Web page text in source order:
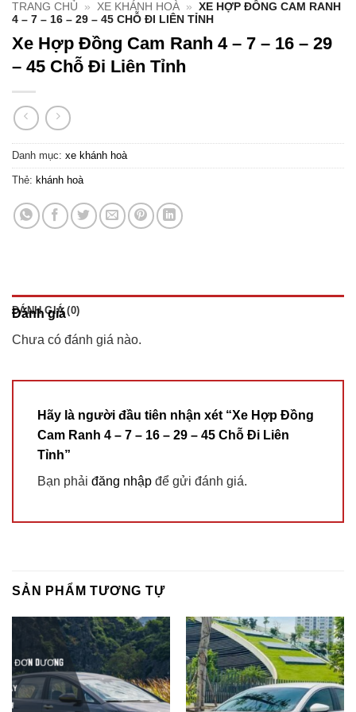
TRANG CHỦ » XE KHÁNH HOÀ »
XE HỢP ĐỒNG CAM RANH
4 – 7 – 16 – 29 – 45 CHỖ ĐI LIÊN TỈNH
Xe Hợp Đồng Cam Ranh 4 – 7 – 16 – 29
– 45 Chỗ Đi Liên Tỉnh
Danh mục: xe khánh hoà
Thẻ: khánh hoà
ĐÁNH GIÁ (0)
Đánh giá
Chưa có đánh giá nào.
Hãy là người đầu tiên nhận xét “Xe Hợp Đồng
Cam Ranh 4 – 7 – 16 – 29 – 45 Chỗ Đi Liên
Tỉnh”
Bạn phải đăng nhập để gửi đánh giá.
SẢN PHẨM TƯƠNG TỰ